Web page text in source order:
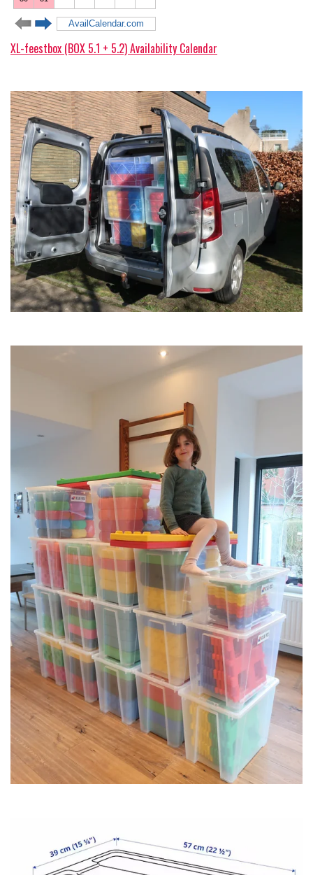
XL-feestbox (BOX 5.1 + 5.2) Availability Calendar